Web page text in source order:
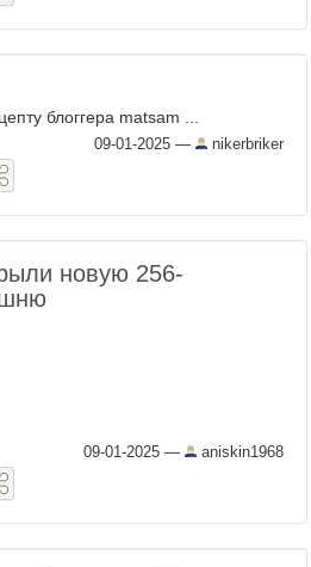
блоггера matsam ...
09-01-2025 — nikerbriker
новую 256-
09-01-2025 — aniskin1968